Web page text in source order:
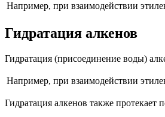
Например, при взаимодействии
Гидратация алкенов
Гидратация (присоединение воды)
Например, при взаимодействии
Гидратация алкенов также